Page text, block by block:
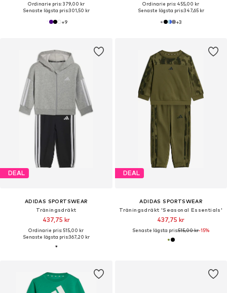
Ordinarie pris: 379,00 kr
Senaste lägsta pris:301,50 kr
+9
Ordinarie pris: 455,00 kr
Senaste lägsta pris:347,65 kr
+3
DEAL
ADIDAS SPORTSWEAR
Träningsdräkt
437,75 kr
Ordinarie pris: 515,00 kr
Senaste lägsta pris:367,20 kr
DEAL
ADIDAS SPORTSWEAR
Träningsdräkt 'Seasonal Essentials'
437,75 kr
Senaste lägsta pris:515,00 kr-15%